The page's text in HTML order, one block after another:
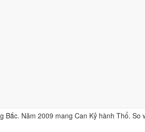
là quan niệm dân gian. Nguồn tham chiếu:
ảnh hưởng gì tới
Bắc. Năm 2009 mang Can Kỷ hành Thổ. So